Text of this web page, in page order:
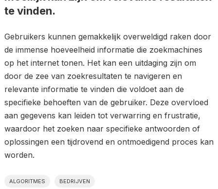
te vinden.
Gebruikers kunnen gemakkelijk overweldigd raken door
de immense hoeveelheid informatie die zoekmachines
op het internet tonen. Het kan een uitdaging zijn om
door de zee van zoekresultaten te navigeren en
relevante informatie te vinden die voldoet aan de
specifieke behoeften van de gebruiker. Deze overvloed
aan gegevens kan leiden tot verwarring en frustratie,
waardoor het zoeken naar specifieke antwoorden of
oplossingen een tijdrovend en ontmoedigend proces kan
worden.
ALGORITMES BEDRIJVEN